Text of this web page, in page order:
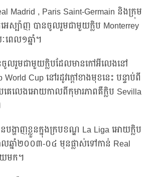
Madrid , Paris Saint-Germain និងក្រុម
េស្ប៉ាញ បានចូលរួមជាមួយក្លិប Monterrey
ពេល១ឆ្នាំ។
ចូលរួមជាមួយក្លិបដែលមានកៅអីលេងនៅ
World Cup នៅរដូវក្តៅខាងមុខនេះ បន្ទាប់ពី
គេលេងអោយកាលពីកុមារភាពគឺក្លិប Sevilla
បង្ហាញខ្លួនក្នុងក្របខណ្ឌ La Liga អោយក្លិប
លឆ្នាំ២០០៣-០៤ មុនផ្លាស់ទៅកាន់ Real
យមក។